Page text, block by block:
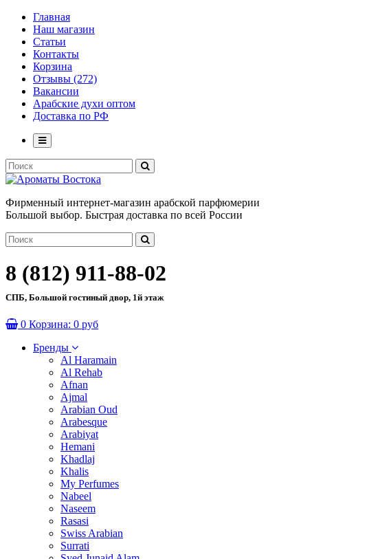
Главная
Наш магазин
Статьи
Контакты
Корзина
Отзывы (272)
Вакансии
Арабские духи оптом
Доставка по РФ
Фирменный интернет-магазин арабской парфюмерии
Большой выбор. Быстрая доставка по всей России
8 (812) 911-88-02
СПБ, Большой гостиный двор, 1й этаж
0 Корзина: 0 руб
Бренды
Al Haramain
Al Rehab
Afnan
Ajmal
Arabian Oud
Arabesque
Arabiyat
Hemani
Khadlaj
Khalis
My Perfumes
Nabeel
Naseem
Rasasi
Swiss Arabian
Surrati